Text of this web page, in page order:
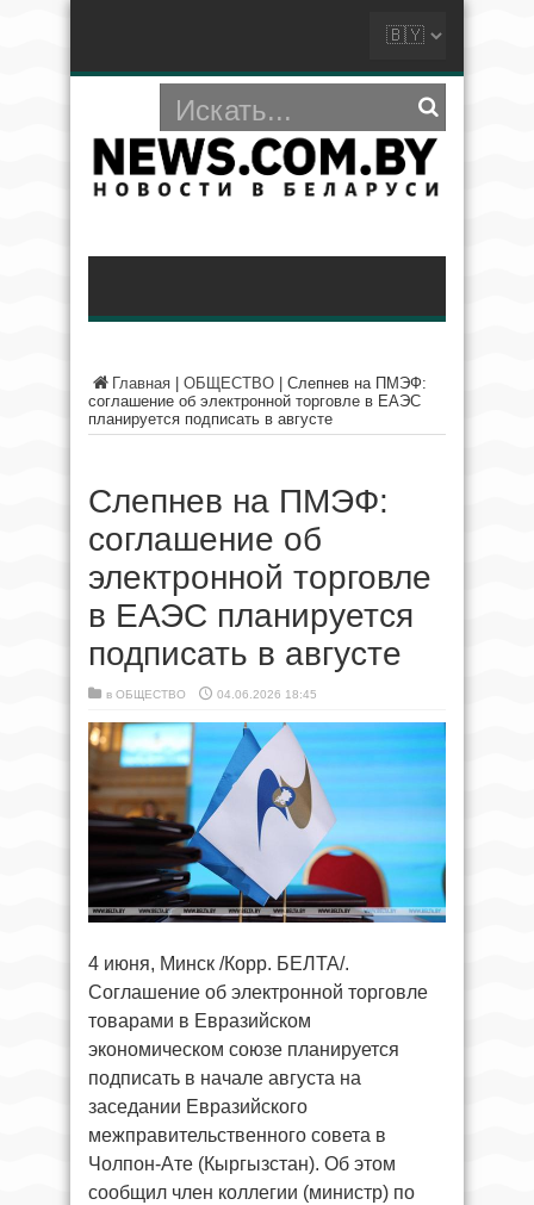
Главная ОБЩЕСТВО
Слепнев на ПМЭФ:
соглашение об электронной торговле в ЕАЭС
планируется подписать в августе
Слепнев на ПМЭФ:
соглашение об
электронной торговле
в ЕАЭС планируется
подписать в августе
в ОБЩЕСТВО 04.06.2026 18:45
4 июня, Минск /Корр. БЕЛТА/.
Соглашение об электронной торговле
товарами в Евразийском
экономическом союзе планируется
подписать в начале августа на
заседании Евразийского
межправительственного совета в
Чолпон-Ате (Кыргызстан). Об этом
сообщил член коллегии (министр) по